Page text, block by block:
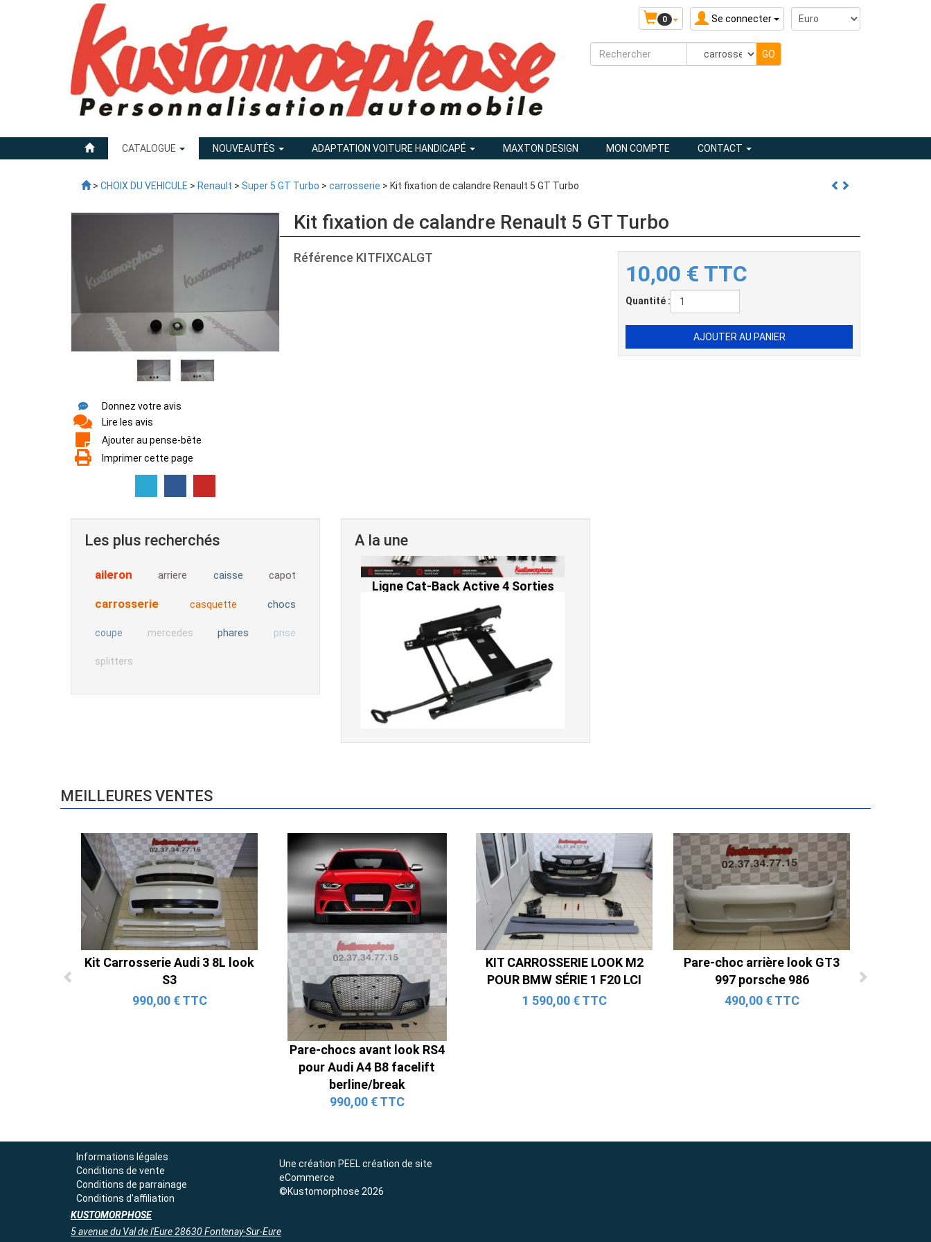
Se connecter
0
CATALOGUE NOUVEAUTÉS ADAPTATION VOITURE HANDICAPÉ MAXTON DESIGN MON COMPTE CONTACT
> CHOIX DU VEHICULE > Renault > Super 5 GT Turbo > carrosserie > Kit fixation de calandre Renault 5 GT Turbo
Donnez votre avis
Lire les avis
Ajouter au pense-bête
Imprimer cette page
Kit fixation de calandre Renault 5 GT Turbo
10,00 € TTC
Quantité :
Référence KITFIXCALGT
Les plus recherchés
aileron arriere caisse capot
carrosserie casquette chocs
coupe mercedes phares prise
splitters
A la une
Ligne Cat-Back Active 4 Sorties
avec Tube en H pour Ford Mustang
GT & V6 (2015-2023)
2 690,00 € TTC
Console de siège gauche pour
BMW Série 3 E46 (hors Cabriolet et
MEILLEURES VENTES
Kit Carrosserie Audi 3 8L look
S3
990,00 € TTC
Pare-chocs avant look RS4
pour Audi A4 B8 facelift
berline/break
990,00 € TTC
KIT CARROSSERIE LOOK M2
POUR BMW SÉRIE 1 F20 LCI
1 590,00 € TTC
Pare-choc arrière look GT3
997 porsche 986
490,00 € TTC
Informations légales
Conditions de vente
Conditions de parrainage
Conditions d'affiliation
Une création PEEL création de site
eCommerce
©Kustomorphose 2026
KUSTOMORPHOSE
5 avenue du Val de l'Eure 28630 Fontenay-Sur-Eure